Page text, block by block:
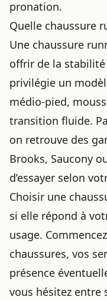
pronation.
Quelle chaussure
Une chaussure
offrir de la
privilégie un
médio-pied,
transition fluide.
on retrouve des
Brooks, Saucony
d’essayer selon
Choisir une
si elle répond à
usage.
chaussures, vos
présence
vous hésitez entre